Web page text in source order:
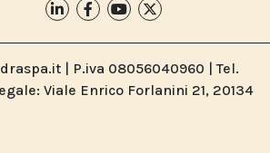
| P.iva 08056040960 | Tel.
Viale Enrico Forlanini 21, 20134